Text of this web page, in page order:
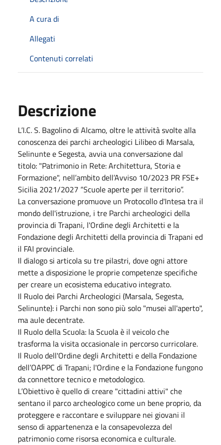
A cura di
Allegati
Contenuti correlati
Descrizione
L’I.C. S. Bagolino di Alcamo, oltre le attività svolte alla
conoscenza dei parchi archeologici Lilibeo di Marsala,
Selinunte e Segesta, avvia una conversazione dal
titolo: "Patrimonio in Rete: Architettura, Storia e
Formazione", nell’ambito dell’Avviso 10/2023 PR FSE+
Sicilia 2021/2027 “Scuole aperte per il territorio”.
La conversazione promuove un Protocollo d'Intesa tra il
mondo dell'istruzione, i tre Parchi archeologici della
provincia di Trapani, l'Ordine degli Architetti e la
Fondazione degli Architetti della provincia di Trapani ed
il FAI provinciale.
Il dialogo si articola su tre pilastri, dove ogni attore
mette a disposizione le proprie competenze specifiche
per creare un ecosistema educativo integrato.
Il Ruolo dei Parchi Archeologici (Marsala, Segesta,
Selinunte): i Parchi non sono più solo "musei all'aperto",
ma aule decentrate.
Il Ruolo della Scuola: la Scuola è il veicolo che
trasforma la visita occasionale in percorso curricolare.
Il Ruolo dell'Ordine degli Architetti e della Fondazione
dell’OAPPC di Trapani; l'Ordine e la Fondazione fungono
da connettore tecnico e metodologico.
L’Obiettivo è quello di creare "cittadini attivi" che
sentano il parco archeologico come un bene proprio, da
proteggere e raccontare e sviluppare nei giovani il
senso di appartenenza e la consapevolezza del
patrimonio come risorsa economica e culturale.